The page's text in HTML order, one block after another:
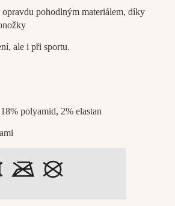
pohodlným materiálem, díky
ale i při sportu.
polyamid, 2% elastan